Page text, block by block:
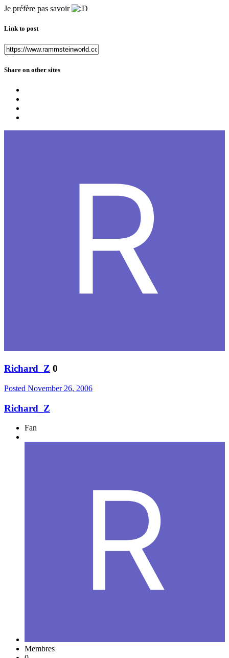
Je préfère pas savoir
Link to post
Share on other sites
Richard_Z 0
Posted November 26, 2006
Richard_Z
Fan
Membres